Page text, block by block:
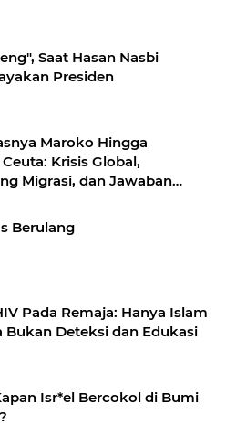
Saat Hasan Nasbi
Presiden
Maroko Hingga
Krisis Global,
Migrasi, dan Jawaban
Berulang
Pada Remaja: Hanya Islam
Bukan Deteksi dan Edukasi
Isr*el Bercokol di Bumi